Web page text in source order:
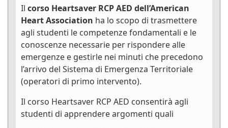
Il corso Heartsaver RCP AED dell’American
Heart Association ha lo scopo di trasmettere
agli studenti le competenze fondamentali e le
conoscenze necessarie per rispondere alle
emergenze e gestirle nei minuti che precedono
l’arrivo del Sistema di Emergenza Territoriale
(operatori di primo intervento).
Il corso Heartsaver RCP AED consentirà agli
studenti di apprendere argomenti quali